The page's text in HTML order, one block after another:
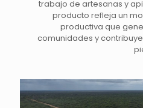
trabajo de artesanas y
producto refleja un
productiva que
comunidades y